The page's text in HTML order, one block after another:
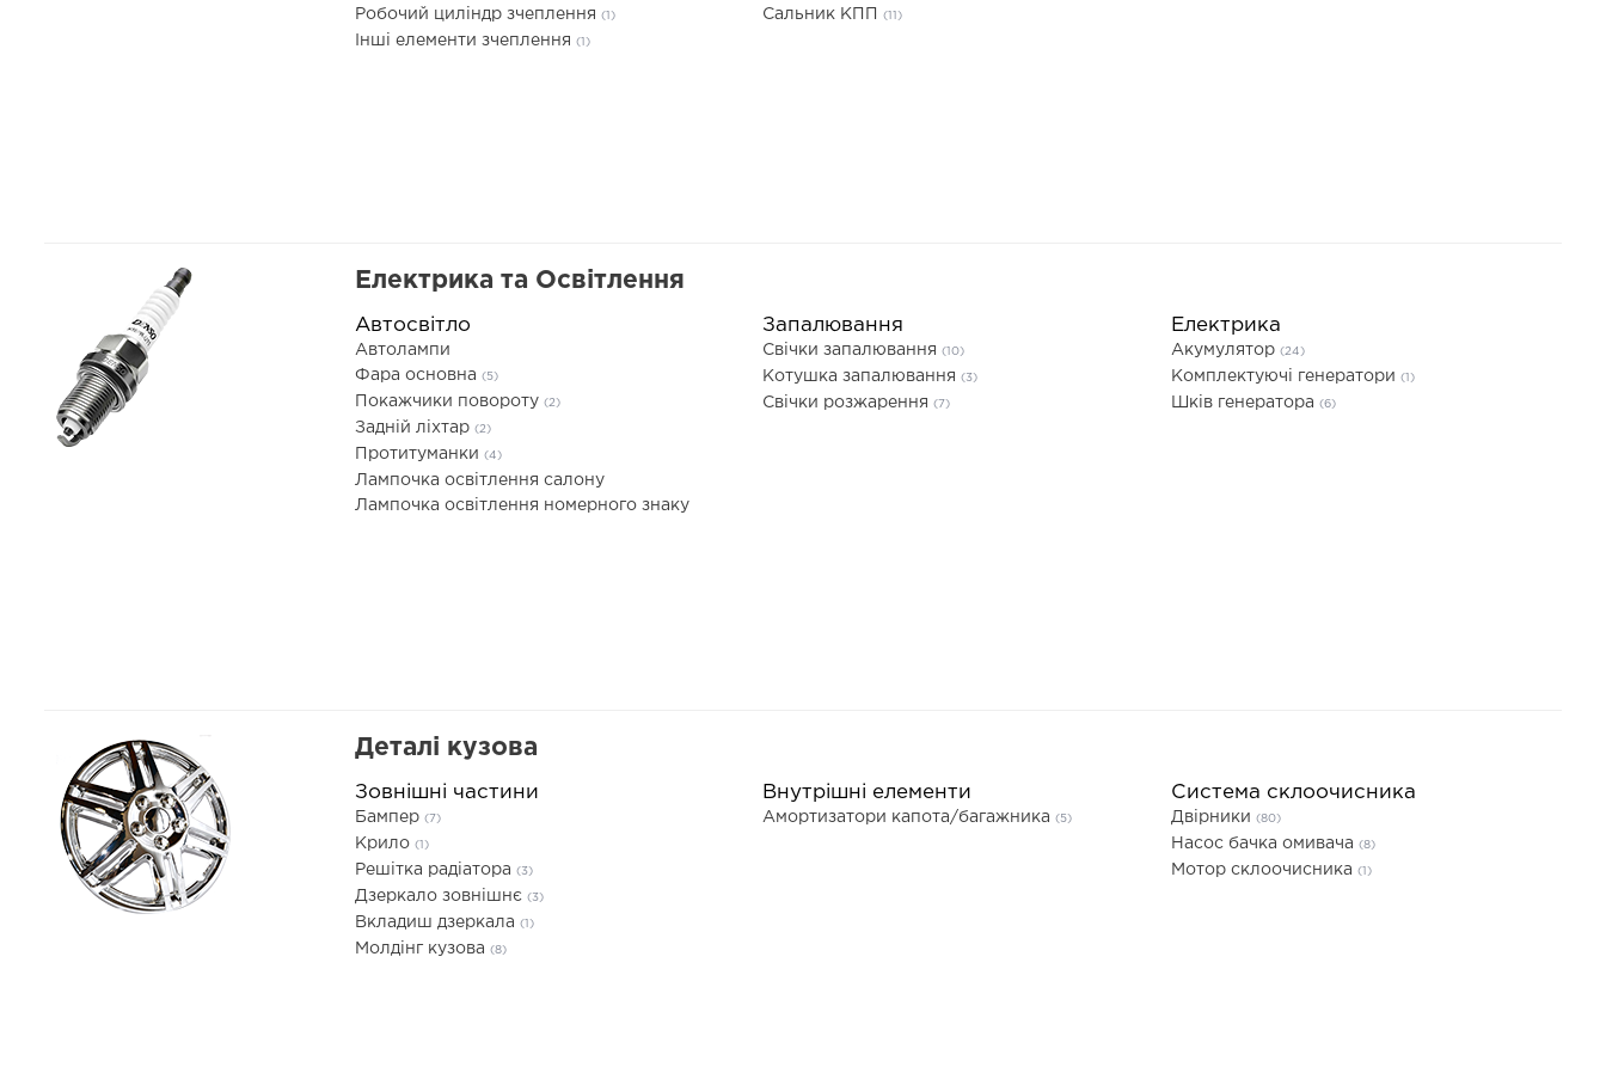
Робочий циліндр зчеплення (1)
Інші елементи зчеплення (1)
Сальник КПП (11)
Електрика та Освітлення
Автосвітло
Автолампи
Фара основна (5)
Покажчики повороту (2)
Задній ліхтар (2)
Протитуманки (4)
Лампочка освітлення салону
Лампочка освітлення номерного знаку
Запалювання
Свічки запалювання (10)
Котушка запалювання (3)
Свічки розжарення (7)
Електрика
Акумулятор (24)
Комплектуючі генератори (1)
Шків генератора (6)
Деталі кузова
Зовнішні частини
Бампер (7)
Крило (1)
Решітка радіатора (3)
Дзеркало зовнішнє (3)
Вкладиш дзеркала (1)
Молдінг кузова (8)
Внутрішні елементи
Амортизатори капота/багажника (5)
Система склоочисника
Двірники (80)
Насос бачка омивача (8)
Мотор склоочисника (1)